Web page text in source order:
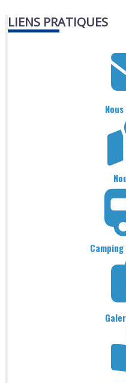
LIENS PRATIQUES